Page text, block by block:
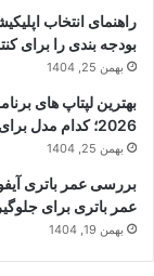
راهنمای انتخاب
بودجه بندی را برای
بهمن 25, 1404
بهترین لپتاپ های
2026؛ کدام مدل برای کدنویسی سریع تر و به صرفه تر است؟
بهمن 25, 1404
عمر باتری برای
بهمن 19, 1404